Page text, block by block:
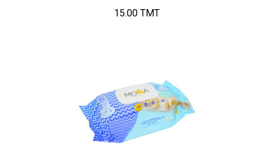
15.00 TMT